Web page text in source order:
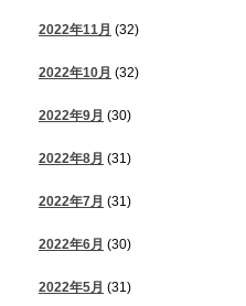
2022年11月 (32)
2022年10月 (32)
2022年9月 (30)
2022年8月 (31)
2022年7月 (31)
2022年6月 (30)
2022年5月 (31)